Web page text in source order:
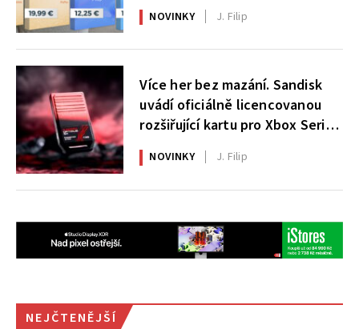
NOVINKY J. Filip
Více her bez mazání. Sandisk
uvádí oficiálně licencovanou
rozšiřující kartu pro Xbox Series
X|S
NOVINKY J. Filip
NEJČTENĚJŠÍ